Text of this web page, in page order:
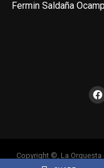
Fermin Saldaña
Copyright ©, La Orquesta